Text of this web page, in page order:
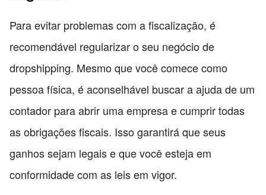
Para evitar problemas com a fiscalização, é
recomendável regularizar o seu negócio de
dropshipping. Mesmo que você comece como
pessoa física, é aconselhável buscar a ajuda de um
contador para abrir uma empresa e cumprir todas
as obrigações fiscais. Isso garantirá que seus
ganhos sejam legais e que você esteja em
conformidade com as leis em vigor.